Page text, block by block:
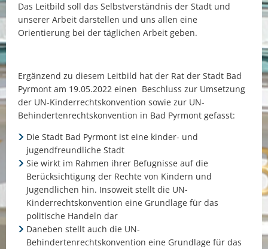
Das Leitbild soll das Selbstverständnis der Stadt und
unserer Arbeit darstellen und uns allen eine
Orientierung bei der täglichen Arbeit geben.
Ergänzend zu diesem Leitbild hat der Rat der Stadt Bad
Pyrmont am 19.05.2022 einen Beschluss zur Umsetzung
der UN-Kinderrechtskonvention sowie zur UN-
Behindertenrechtskonvention in Bad Pyrmont gefasst:
Die Stadt Bad Pyrmont ist eine kinder- und
jugendfreundliche Stadt
Sie wirkt im Rahmen ihrer Befugnisse auf die
Berücksichtigung der Rechte von Kindern und
Jugendlichen hin. Insoweit stellt die UN-
Kinderrechtskonvention eine Grundlage für das
politische Handeln dar
Daneben stellt auch die UN-
Behindertenrechtskonvention eine Grundlage für das